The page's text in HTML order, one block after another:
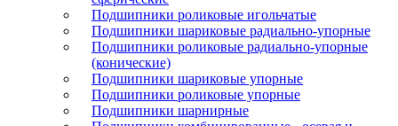
Подшипники роликовые игольчатые
Подшипники шариковые радиально-упорные
Подшипники роликовые радиально-упорные
(конические)
Подшипники шариковые упорные
Подшипники роликовые упорные
Подшипники шарнирные